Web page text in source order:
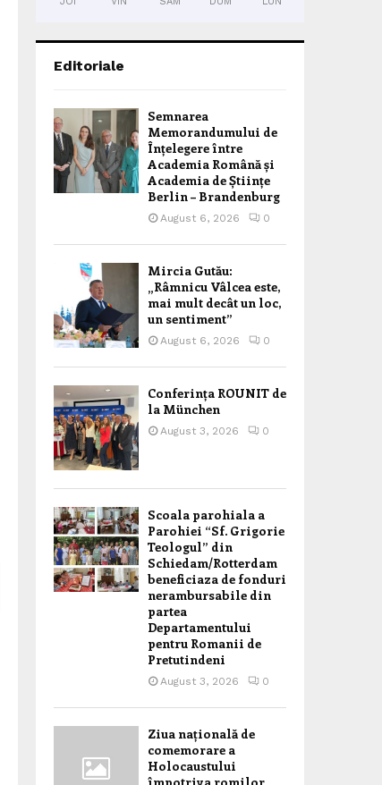
Editoriale
Semnarea
Memorandumului de
Înțelegere între
Academia Română și
Academia de Științe
Berlin – Brandenburg
August 6, 2026 0
Mircia Gutău:
„Râmnicu Vâlcea este,
mai mult decât un loc,
un sentiment”
August 6, 2026 0
Conferința ROUNIT de
la München
August 3, 2026 0
Scoala parohiala a
Parohiei “Sf. Grigorie
Teologul” din
Schiedam/Rotterdam
beneficiaza de fonduri
nerambursabile din
partea
Departamentului
pentru Romanii de
Pretutindeni
August 3, 2026 0
Ziua națională de
comemorare a
Holocaustului